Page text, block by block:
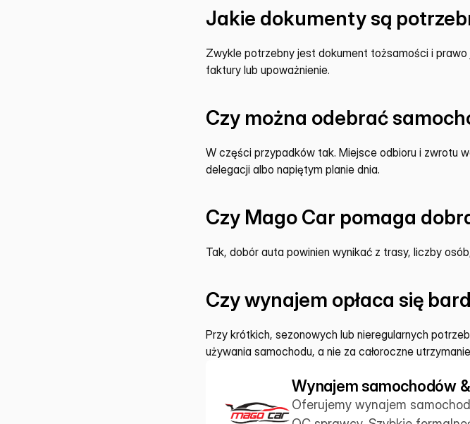
Jakie dokumenty są
Zwykle potrzebny jest dokument tożsamości i
faktury lub upoważnienie.
Czy można odebrać
W części przypadków tak. Miejsce odbioru i zwrotu
delegacji albo napiętym planie dnia.
Czy Mago Car pomaga
Tak, dobór auta powinien wynikać z trasy, liczby
Czy wynajem opłaca się
Przy krótkich, sezonowych lub nieregularnych
używania samochodu, a nie za całoroczne
Wynajem samochodów
Oferujemy wynajem